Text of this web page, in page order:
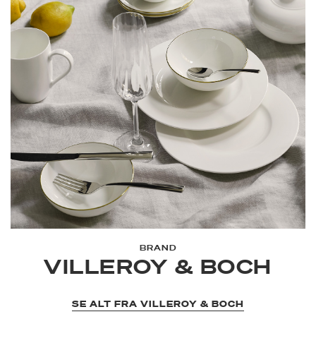
BRAND
VILLEROY & BOCH
SE ALT FRA VILLEROY & BOCH